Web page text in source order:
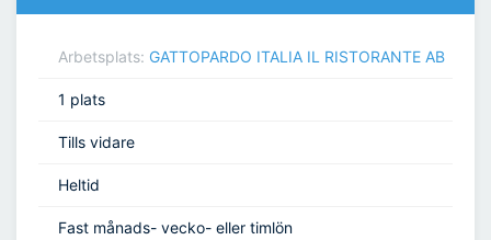
Arbetsplats: GATTOPARDO ITALIA IL RISTORANTE AB
1 plats
Tills vidare
Heltid
Fast månads- vecko- eller timlön